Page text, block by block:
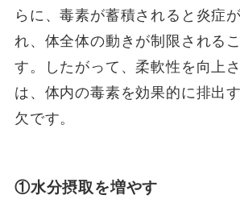
らに、毒素が蓄積されると炎症
れ、体全体の動きが制限される
す。したがって、柔軟性を向上
は、体内の毒素を効果的に排出
欠です。
①水分摂取を増やす